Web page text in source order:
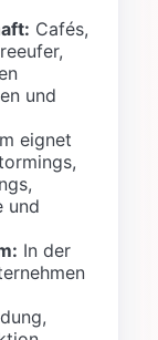
Cafés,
und
eignet
und
In der